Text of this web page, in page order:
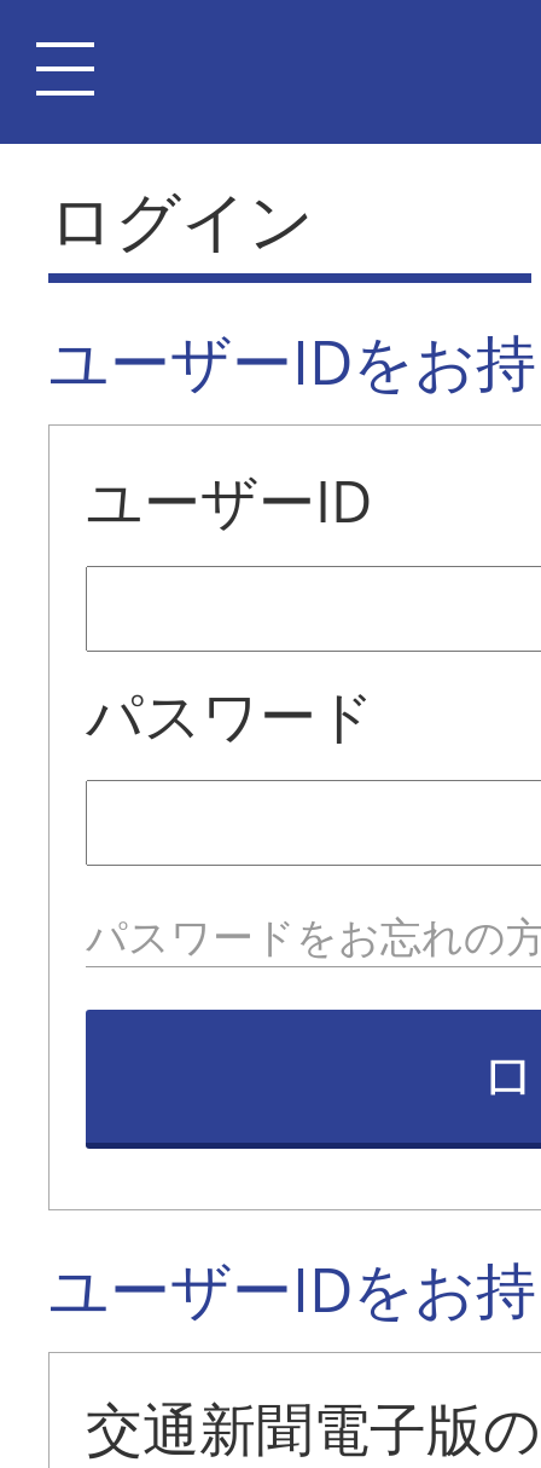
ログイン
ユーザーIDをお
ユーザーID
パスワード
パスワードをお忘れの
ユーザーIDをお
交通新聞電子版